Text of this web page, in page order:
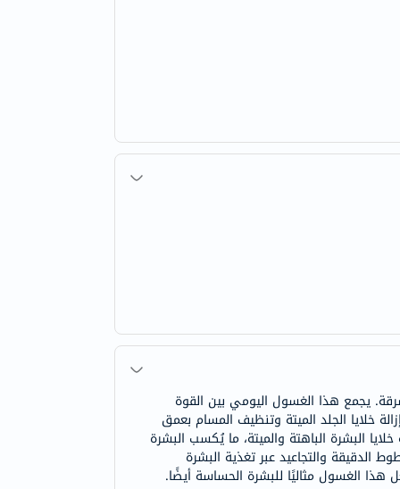
يجمع هذا الغسول اليومي بين القوة
خلايا الجلد الميتة وتنظيف المسام بعمق
البشرة الباهتة والميتة، ما يُكسب البشرة
والتجاعيد عبر تغذية البشرة
هذا الغسول مثاليًا للبشرة الحساسة أيضًا.